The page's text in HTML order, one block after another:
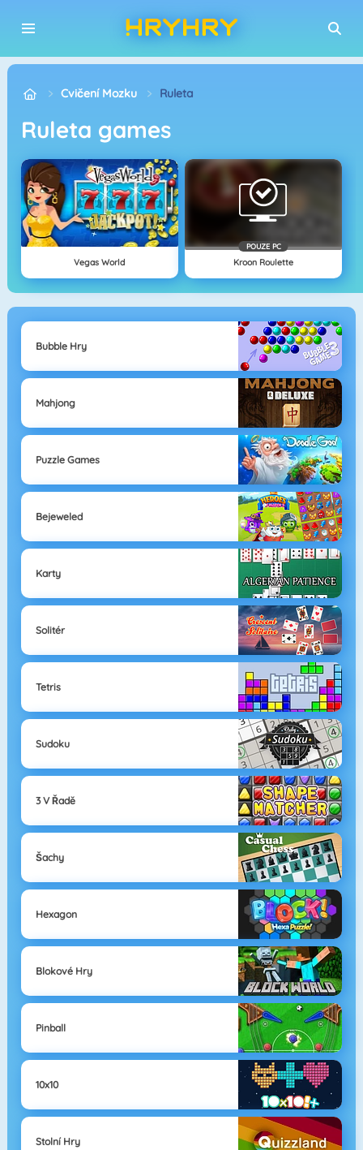
Cvičení Mozku Ruleta
ruleta games
Vegas World
POUZE PC
Kroon Roulette
Bubble Hry
Mahjong
Puzzle Games
Bejeweled
Karty
Solitér
Tetris
Sudoku
3 V Řadě
Šachy
Hexagon
Blokové Hry
Pinball
10x10
Stolní Hry